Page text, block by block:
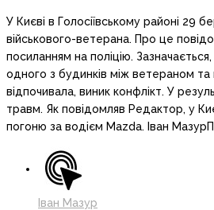
У Києві в Голосіївському районі 29
військового-ветерана. Про це
посиланням на поліцію.
одного з будинків між ветераном та
відпочивала, виник конфлікт. У
травм. Як повідомляв Редактор, у
погоню за водієм Mazda. Іван
Іван Мазур